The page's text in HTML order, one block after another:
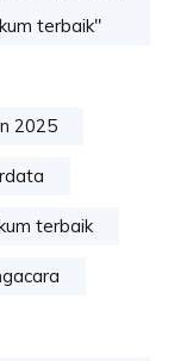
terbaik"
2025
terbaik